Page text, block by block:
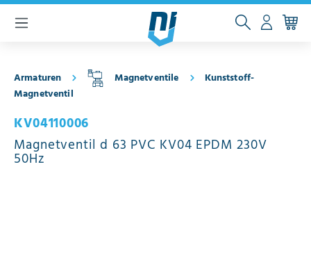
springen
Armaturen Magnetventile
Kunststoff-
Magnetventil
KV04110006
Magnetventil d 63 PVC KV04 EPDM 230V
50Hz